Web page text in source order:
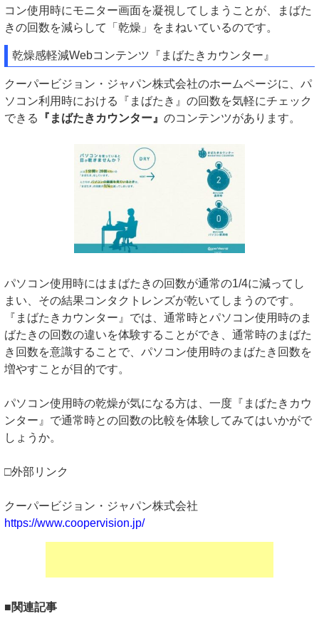
コン使用時にモニター画面を凝視してしまうことが、まばた
きの回数を減らして「乾燥」をまねいているのです。
乾燥感軽減Webコンテンツ『まばたきカウンター』
クーパービジョン・ジャパン株式会社のホームページに、パ
ソコン利用時における『まばたき』の回数を気軽にチェック
できる
『まばたきカウンター』 のコンテンツがあります。
パソコン使用時にはまばたきの回数が通常の1/4に減ってし
まい、その結果コンタクトレンズが乾いてしまうのです。
『まばたきカウンター』では、通常時とパソコン使用時のま
ばたきの回数の違いを体験することができ、通常時のまばた
き回数を意識することで、パソコン使用時のまばたき回数を
増やすことが目的です。
パソコン使用時の乾燥が気になる方は、一度『まばたきカウ
ンター』で通常時との回数の比較を体験してみてはいかがで
しょうか。
□外部リンク
クーパービジョン・ジャパン株式会社
https://www.coopervision.jp/
■関連記事